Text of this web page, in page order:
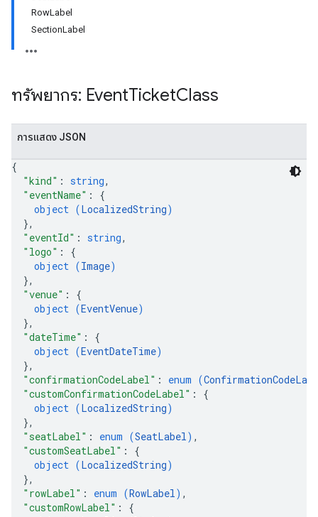
RowLabel
SectionLabel
ทรัพยากร: EventTicketClass
การแสดง JSON
{
"kind" : string,
"eventName" : {
object (LocalizedString)
},
"eventId" : string,
"logo" : {
object (Image)
},
"venue" : {
object (EventVenue)
},
"dateTime" : {
object (EventDateTime)
},
"confirmationCodeLabel" : enum (
"customConfirmationCodeLabel" : {
object (LocalizedString)
},
"seatLabel" : enum (SeatLabel) ,
"customSeatLabel" : {
object (LocalizedString)
},
"rowLabel" : enum (RowLabel) ,
"customRowLabel" : {